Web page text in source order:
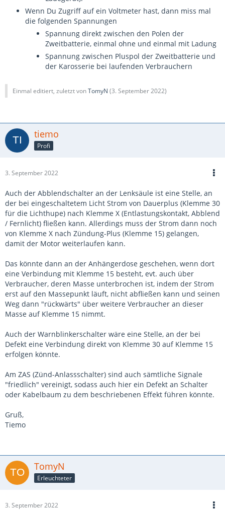
Wenn Du Zugriff auf ein Voltmeter hast, dann miss mal
die folgenden Spannungen
Spannung direkt zwischen den Polen der
Zweitbatterie, einmal ohne und einmal mit Ladung
Spannung zwischen Pluspol der Zweitbatterie und
der Karosserie bei laufenden Verbrauchern
Einmal editiert, zuletzt vonTomyN (3. September 2022)
tiemo
Profi
3. September 2022
Auch der Abblendschalter an der Lenksäule ist eine Stelle, an
der bei eingeschaltetem Licht Strom von Dauerplus (Klemme 30
für die Lichthupe) nach Klemme X (Entlastungskontakt, Abblend
/ Fernlicht) fließen kann. Allerdings muss der Strom dann noch
von Klemme X nach Zündung-Plus (Klemme 15) gelangen,
damit der Motor weiterlaufen kann.
Das könnte dann an der Anhängerdose geschehen, wenn dort
eine Verbindung mit Klemme 15 besteht, evt. auch über
Verbraucher, deren Masse unterbrochen ist, indem der Strom
erst auf den Massepunkt läuft, nicht abfließen kann und seinen
Weg dann "rückwärts" über weitere Verbraucher an dieser
Masse auf Klemme 15 nimmt.
Auch der Warnblinkerschalter wäre eine Stelle, an der bei
Defekt eine Verbindung direkt von Klemme 30 auf Klemme 15
erfolgen könnte.
Am ZAS (Zünd-Anlassschalter) sind auch sämtliche Signale
"friedlich" vereinigt, sodass auch hier ein Defekt an Schalter
oder Kabelbaum zu dem beschriebenen Effekt führen könnte.
Gruß,
Tiemo
TomyN
Erleuchteter
3. September 2022